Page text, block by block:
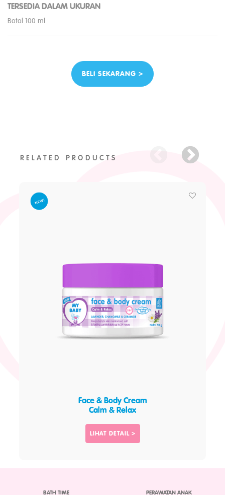
TERSEDIA DALAM UKURAN
Botol 100 ml
BELI SEKARANG >
RELATED PRODUCTS
Face & Body Cream
Calm & Relax
LIHAT DETAIL >
BATH TIME PERAWATAN ANAK